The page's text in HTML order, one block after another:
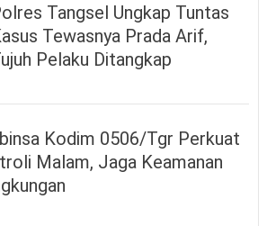
Tangsel Ungkap Tuntas
Tewasnya Prada Arif,
Pelaku Ditangkap
Kodim 0506/Tgr Perkuat
Malam, Jaga Keamanan